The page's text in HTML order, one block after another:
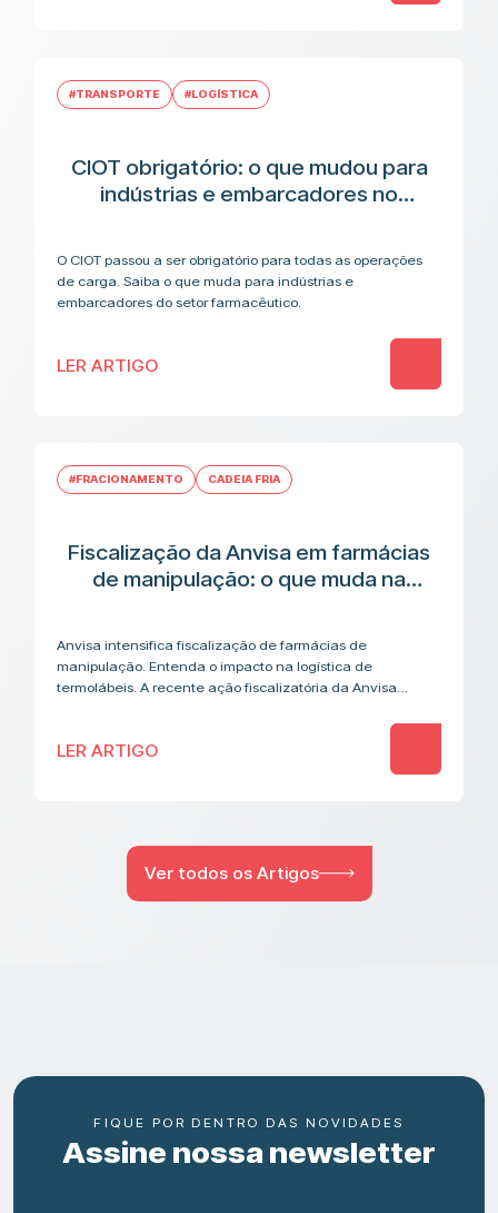
#TRANSPORTE #LOGÍSTICA
CIOT obrigatório: o que mudou para
indústrias e embarcadores no
O CIOT passou a ser obrigatório para todas as operações
de carga. Saiba o que muda para indústrias e
embarcadores do setor farmacêutico.
LER ARTIGO
#FRACIONAMENTO CADEIA FRIA
Fiscalização da Anvisa em farmácias
de manipulação: o que muda na
Anvisa intensifica fiscalização de farmácias de
manipulação. Entenda o impacto na logística de
termolábeis. A recente ação fiscalizatória da Anvisa
LER ARTIGO
Ver todos os Artigos
FIQUE POR DENTRO DAS NOVIDADES
Assine nossa newsletter